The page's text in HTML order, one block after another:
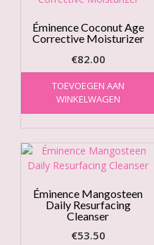
Éminence Coconut Age
Corrective Moisturizer
€82.00
TOEVOEGEN AAN
WINKELWAGEN
Éminence Mangosteen
Daily Resurfacing
Cleanser
€53.50